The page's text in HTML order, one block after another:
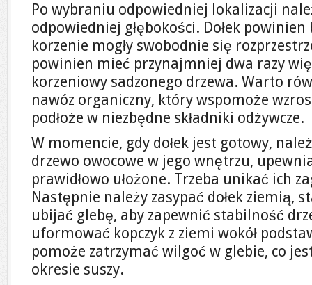
Po wybraniu odpowiedniej lokalizacji
odpowiedniej głębokości. Dołek
korzenie mogły swobodnie się
powinien mieć przynajmniej dwa razy
korzeniowy sadzonego drzewa. Warto
nawóz organiczny, który wspomoże
podłoże w niezbędne składniki odżywcze.
W momencie, gdy dołek jest gotowy,
drzewo owocowe w jego wnętrzu,
prawidłowo ułożone. Trzeba unikać ich
Następnie należy zasypać dołek ziemią,
ubijać glebę, aby zapewnić stabilność
uformować kopczyk z ziemi wokół
pomoże zatrzymać wilgoć w glebie, co
okresie suszy.